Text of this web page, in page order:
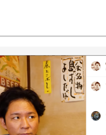
トの話題